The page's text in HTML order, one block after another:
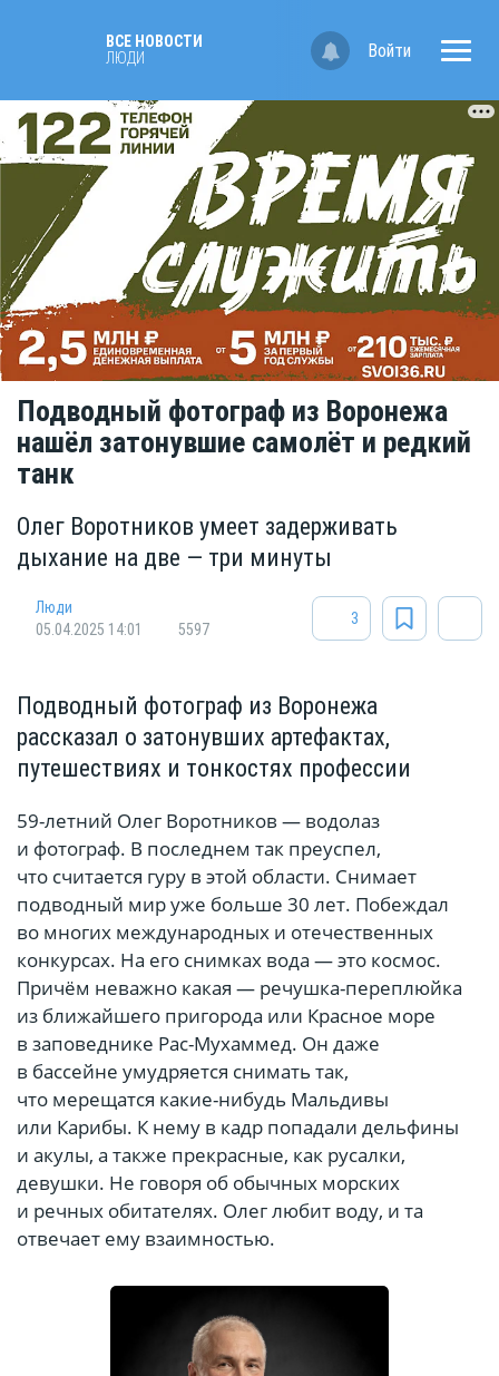
ВСЕ НОВОСТИ
ЛЮДИ
Войти
Подводный фотограф из Воронежа
нашёл затонувшие самолёт и редкий
танк
Олег Воротников умеет задерживать
дыхание на две — три минуты
Люди
05.04.2025 14:01
5597
3
Подводный фотограф из Воронежа
рассказал о затонувших артефактах,
путешествиях и тонкостях профессии
59-летний Олег Воротников — водолаз
и фотограф. В последнем так преуспел,
что считается гуру в этой области. Снимает
подводный мир уже больше 30 лет. Побеждал
во многих международных и отечественных
конкурсах. На его снимках вода — это космос.
Причём неважно какая — речушка-переплюйка
из ближайшего пригорода или Красное море
в заповеднике Рас-Мухаммед. Он даже
в бассейне умудряется снимать так,
что мерещатся какие-нибудь Мальдивы
или Карибы. К нему в кадр попадали дельфины
и акулы, а также прекрасные, как русалки,
девушки. Не говоря об обычных морских
и речных обитателях. Олег любит воду, и та
отвечает ему взаимностью.